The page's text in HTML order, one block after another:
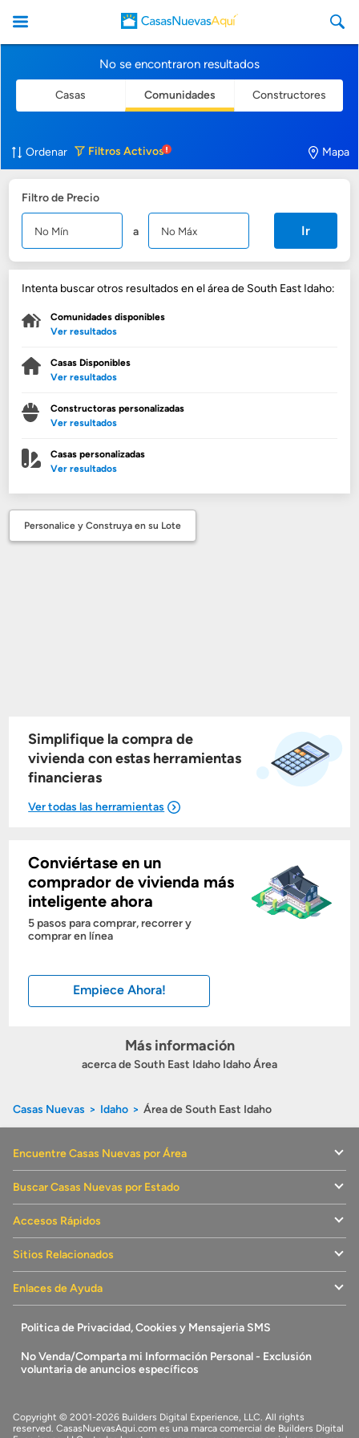
No se encontraron resultados
Casas Comunidades Constructores
Ordenar Filtros Activos Mapa
Filtro de Precio
a Ir
Intenta buscar otros resultados en el área de South East Idaho:
Comunidades disponibles
Ver resultados
Casas Disponibles
Ver resultados
Constructoras personalizadas
Ver resultados
Casas personalizadas
Ver resultados
Personalice y Construya en su Lote
Simplifique la compra de
vivienda con estas herramientas
financieras
Mostrarme lo que puedo pagar
Costos casa nueva vs. usada
Calcular mi hipoteca
Obtener Aprobación Previa
Seguro de propietarios
Conviértase en un
comprador de vivienda más
inteligente ahora
5 pasos para comprar, recorrer y
comprar en línea
Empiece Ahora!
Más información
acerca de South East Idaho Idaho Área
Casas Nuevas Idaho Área de South East Idaho
Encuentre Casas Nuevas por Área
Buscar Casas Nuevas por Estado
Accesos Rápidos
Sitios Relacionados
Enlaces de Ayuda
Politica de Privacidad, Cookies y Mensajeria SMS
No Venda/Comparta mi Información Personal - Exclusión
voluntaria de anuncios específicos
Copyright © 2001-2026 Builders Digital Experience, LLC. All rights
reserved. CasasNuevasAqui.com es una marca comercial de Builders Digital